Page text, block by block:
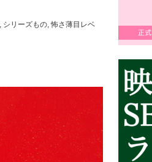
, シリーズもの,怖さ薄目レベ